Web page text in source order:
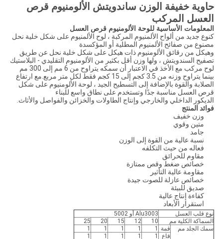
حاوية خفيفة الوزن ساندويتش الألومنيوم قرص
العسل المركب
المعلومات الأساسية للوحة الألومنيوم قرص العسل
كنوع جديد من ألواح الألمنيوم المركبة ، لوح الألمنيوم على شكل خلية نحل
مصنوع من صفائح الألمنيوم المطلية أو المؤكسدة
وهيكل من رقائق الألومنيوم ذات هيكل على شكل خلية نحل عن طريق
تصفيح السندويتش ، ولها وزن أقل بكثير من الألومنيوم التقليدي - البلاستيك
لوح مركب مع الأخذ في الاعتبار أن سمكه يتراوح من 6 مم إلى 300 مم
بينما يتراوح وزنه من 3.5 كجم إلى 15 كجم فقط لكل متر مربع.مع ارتفاع
الصلابة والقوة بالإضافة إلى التسطيح الجيد ، لوحة الألومنيوم على شكل
قرص العسل مناسبة جدًا وتستخدم على نطاق واسع للبناء
الديكور الداخلي والخارجي وإنتاج الطاولات والخزائن والفواصل والأثاث.
فوائد المنتج
وزن خفيف
متين وقوي
جامد
نسبة عالية من القوة إلى الوزن
فعاله من حيث التكلفه
مقاوم للحرائق
خصائص ضغط وقص ممتازة
مقاومة عالية التأثير
خصائص عازلة للصوت جيدة
صديق للبيئة
كفاءة إنتاج عالية
استقرار الأبعاد
نوع قلب العسل
Alu3003 أو 5002
السماكة الكلية مم
10
12
15
20
25
سمك الجلد مم
قمة 1
1
1
1
1
قاع
1
1
1
1
1